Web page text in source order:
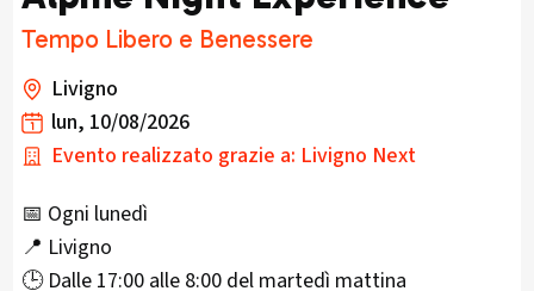
Tempo Libero e Benessere
Livigno
lun, 10/08/2026
Evento realizzato grazie a: Livigno Next
📅 Ogni lunedì
📍 Livigno
🕒 Dalle 17:00 alle 8:00 del martedì mattina